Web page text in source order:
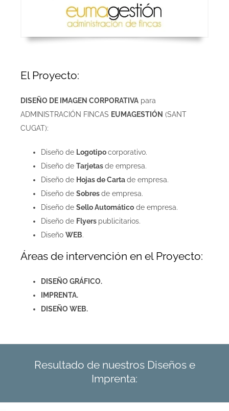
El Proyecto:
DISEÑO DE IMAGEN CORPORATIVA para
ADMINISTRACIÓN FINCAS EUMAGESTIÓN (SANT
CUGAT):
Diseño de Logotipocorporativo.
Diseño de Tarjetasde empresa.
Diseño de Hojas de Cartade empresa.
Diseño de Sobresde empresa.
Diseño de Sello Automático de empresa.
Diseño de Flyers publicitarios.
Diseño WEB.
Áreas de intervención en el Proyecto:
DISEÑO GRÁFICO.
IMPRENTA.
DISEÑO WEB.
Resultado de nuestros Diseños e
Imprenta: